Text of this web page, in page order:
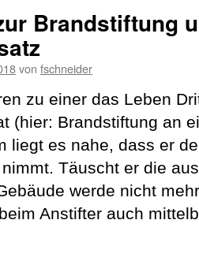
Brandstiftung
von fschneider
zu einer das Leben
(hier: Brandstiftung an
liegt es nahe, dass er
Täuscht er die
werde nicht
Anstifter auch